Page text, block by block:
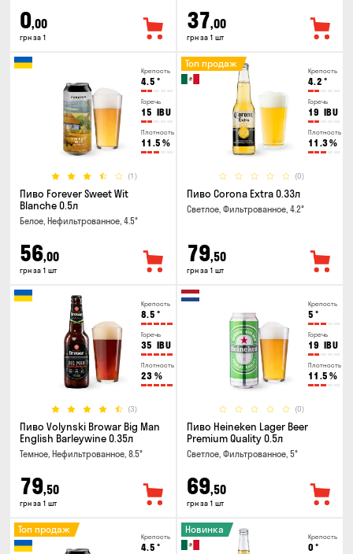
0,00
грн за 1
37,00
грн за 1 шт
Крепость
4.5 °
Горечь
15 IBU
Плотность
11.5 %
(1)
Пиво Forever Sweet Wit
Blanche 0.5л
Белое, Нефильтрованное, 4.5°
56,00
грн за 1 шт
Крепость
4.2 °
Горечь
19 IBU
Плотность
11.3%
(0)
Топ продаж
Пиво Corona Extra 0.33л
Светлое, Фильтрованное, 4.2°
79,50
грн за 1 шт
Крепость
8.5 °
Горечь
35 IBU
Плотность
23 %
(3)
Пиво Volynski Browar Big Man
English Barleywine 0.35л
Темное, Нефильтрованное, 8.5°
79,50
грн за 1 шт
Крепость
5 °
Горечь
19 IBU
Плотность
11.5 %
(0)
Пиво Heineken Lager Beer
Premium Quality 0.5л
Светлое, Фильтрованное, 5°
69,50
грн за 1 шт
Крепость
4.5 °
Топ продаж
Крепость
0 °
Новинка